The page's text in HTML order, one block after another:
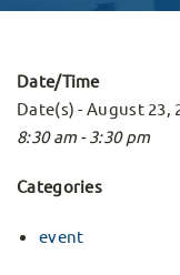
Date/Time
Date(s) - August 23,
8:30 am - 3:30 pm
Categories
event